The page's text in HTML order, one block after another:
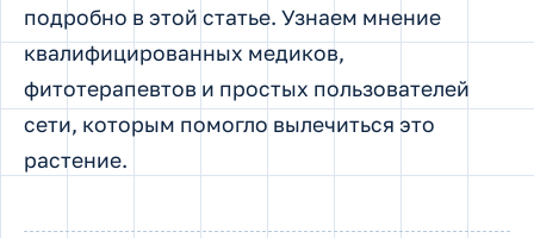
подробно в этой статье. Узнаем мнение
квалифицированных медиков,
фитотерапевтов и простых пользователей
сети, которым помогло вылечиться это
растение.